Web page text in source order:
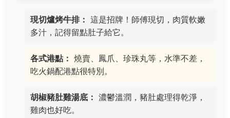
現切爐烤牛排： 這是招牌！師傅現切，肉質軟嫩
多汁，記得留點肚子給它。
各式港點： 燒賣、鳳爪、珍珠丸等，水準不差，
吃火鍋配港點很特別。
胡椒豬肚雞湯底： 濃鬱溫潤，豬肚處理得乾淨，
雞肉也好吃。